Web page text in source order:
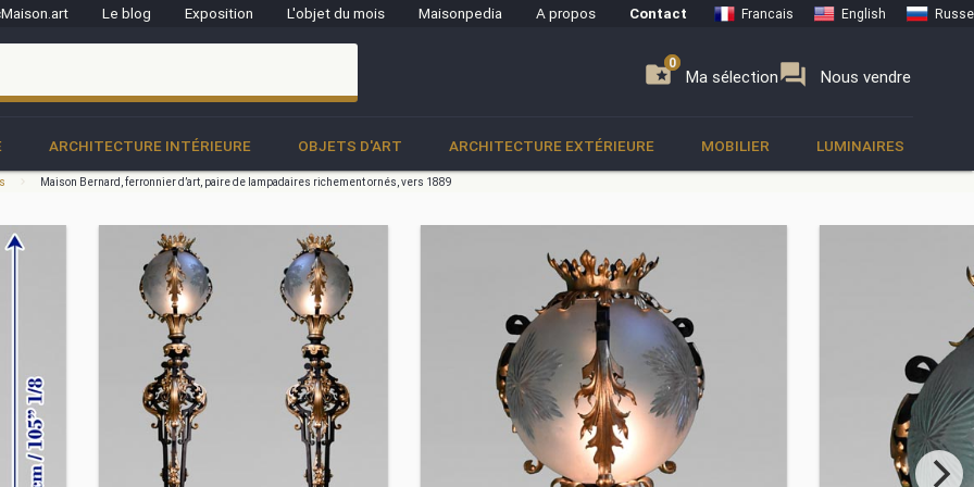
Le blog Exposition L'objet du mois Maisonpedia A propos Contact Francais English Russe
folder_special Ma sélection
0 forum Nous vendre
0
ARCHITECTURE INTÉRIEURE OBJETS D'ART ARCHITECTURE EXTÉRIEURE MOBILIER LUMINAIRES
Maison Bernard, ferronnier d’art, paire de lampadaires richement ornés, vers 1889